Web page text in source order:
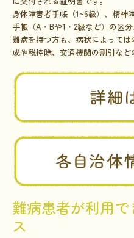
身体障害者手帳（1~6級）、精神
手帳（A・Bや1・2級など）の区
難病を持つ方も、病状によって
成や税控除、交通機関の割引など
難病患者が利用
ス